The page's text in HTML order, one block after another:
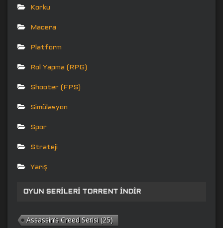
Korku
Macera
Platform
Rol Yapma (RPG)
Shooter (FPS)
Simülasyon
Spor
Strateji
Yarış
OYUN SERILERI TORRENT İNDIR
Assassin’s Creed Serisi (25)